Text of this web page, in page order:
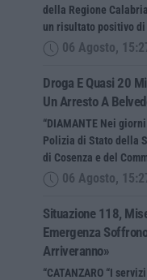
della Regione
un risultato positivo
06 Agosto,
Droga E Quasi 20
Un Arresto A
“DIAMANTE Nei
Polizia di Stato della
di Cosenza e del
06 Agosto,
Situazione 118,
Emergenza
Arriveranno»
“CATANZARO “I